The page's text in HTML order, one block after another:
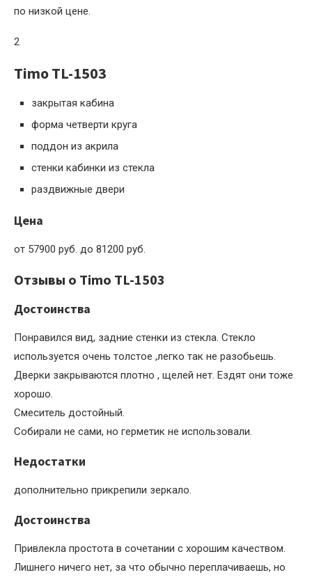
по низкой цене.
2
Timo TL-1503
закрытая кабина
форма четверти круга
поддон из акрила
стенки кабинки из стекла
раздвижные двери
Цена
от 57900 руб. до 81200 руб.
Отзывы о Timo TL-1503
Достоинства
Понравился вид, задние стенки из стекла. Стекло
используется очень толстое ,легко так не разобьешь.
Дверки закрываются плотно , щелей нет. Ездят они тоже
хорошо.
Смеситель достойный.
Собирали не сами, но герметик не использовали.
Недостатки
дополнительно прикрепили зеркало.
Достоинства
Привлекла простота в сочетании с хорошим качеством.
Лишнего ничего нет, за что обычно переплачиваешь, но